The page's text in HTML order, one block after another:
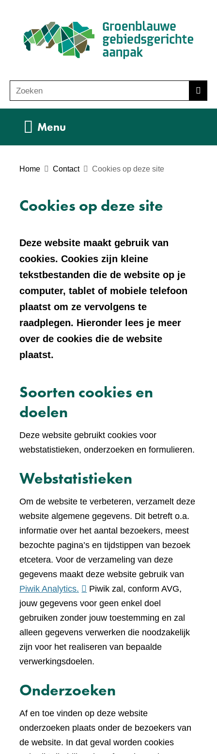
naar
de
inhoud
o
e
Zoeken
Menu
Home Contact Cookies op deze site
Cookies op deze site
Deze website maakt gebruik van
cookies. Cookies zijn kleine
tekstbestanden die de website op je
computer, tablet of mobiele telefoon
plaatst om ze vervolgens te
raadplegen. Hieronder lees je meer
over de cookies die de website
plaatst.
Soorten cookies en
doelen
Deze website gebruikt cookies voor
webstatistieken, onderzoeken en formulieren.
Webstatistieken
Om de website te verbeteren, verzamelt deze
website algemene gegevens. Dit betreft o.a.
informatie over het aantal bezoekers, meest
bezochte pagina’s en tijdstippen van bezoek
etcetera. Voor de verzameling van deze
gegevens maakt deze website gebruik van
Piwik Analytics. (verwijst
naar
een
andere
website)
Piwik zal, conform AVG,
jouw gegevens voor geen enkel doel
gebruiken zonder jouw toestemming en zal
alleen gegevens verwerken die noodzakelijk
zijn voor het realiseren van bepaalde
verwerkingsdoelen.
Onderzoeken
Af en toe vinden op deze website
onderzoeken plaats onder de bezoekers van
de website. In dat geval worden cookies